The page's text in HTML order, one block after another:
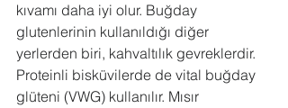
kıvamı daha iyi olur. Buğday
glutenlerinin kullanıldığı diğer
yerlerden biri, kahvaltılık gevreklerdir.
Proteinli bisküvilerde de vital buğday
glüteni (VWG) kullanılır. Mısır